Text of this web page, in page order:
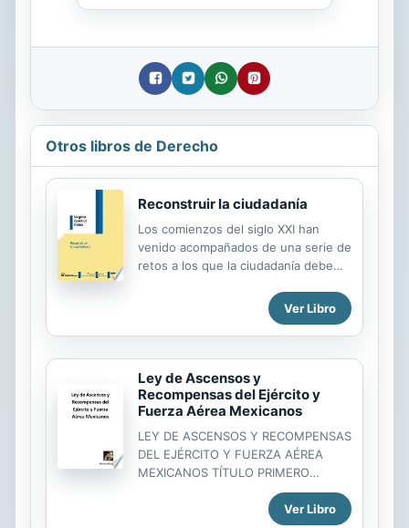
Otros libros de Derecho
Reconstruir la ciudadanía
Los comienzos del siglo XXI han
venido acompañados de una serie de
retos a los que la ciudadanía debe
globalización, no solo económica,
sino también cultural y de las
comunicaciones; el trasvase de
importantes cantidades de población
fuera de sus países de origen; la
aparición de lo que se ha
denominado “nuevos nacionalismos”;
la construcción de espacios políticos
supranacionales, como la Unión
Europea; la existencia de graves
los escasos recursos energéticos o
las inhumanas hambrunas de
Ver Libro
Ley de Ascensos y
Recompensas del Ejército y
Fuerza Aérea Mexicanos
LEY DE ASCENSOS Y RECOMPENSAS
DEL EJÉRCITO Y FUERZA AÉREA
MEXICANOS TÍTULO PRIMERO
Disposiciones preliminares ARTÍCULO
1.- La presente Ley regula losVer Libro